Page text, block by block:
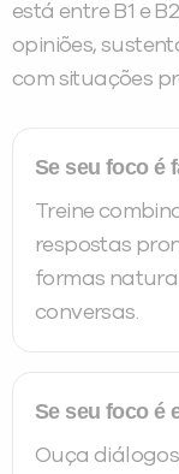
está entre B1 e
opiniões,
com situações
Se seu foco é
Treine
respostas
formas
conversas.
Se seu foco é
Ouça